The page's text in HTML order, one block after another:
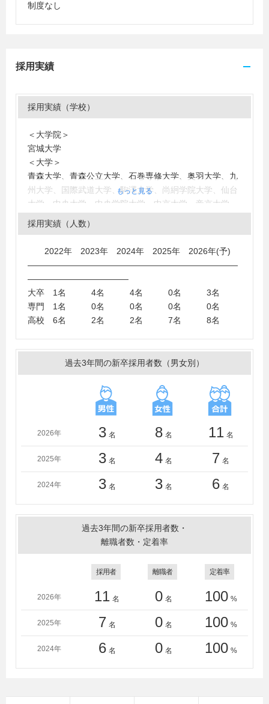
制度なし
採用実績
採用実績（学校）
＜大学院＞
宮城大学
＜大学＞
青森大学、青森公立大学、石巻専修大学、奥羽大学、九
州大学、国際武道大学、駒澤大学、尚絅学院大学、仙台
大学、中央大学、中央学院大学、中京大学、帝京大学、
東京経済大学、東京農業大学、東京理科大学、同志社大
学、東北大学、東北学院大学、東北工業大学、東北福祉
アジア大学、東日本国際大学、福島大学、富士大学、法
酪農学園大学、立正大学、宮城大学、埼玉工業大学
＜短大・高専・専門学校＞
仙台高等専門学校、仙台大原簿記情報公務員専門学校、
学校、東北電子専門学校、東京ホテル・トラベル・鉄道
東京医薬看護専門学校
もっと見る
採用実績（人数）
2022年 2023年 2024年 2025年 2026年(予)
―――――――――――――――――――――――――
――――――――――――
大卒 1名 4名 4名 0名 3名
専門 1名 0名 0名 0名 0名
高校 6名 2名 2名 7名 8名
過去3年間の新卒採用者数（男女別）
2026年 3 名 8 名 11 名
2025年 3 名 4 名 7 名
2024年 3 名 3 名 6 名
過去3年間の新卒採用者数・
離職者数・定着率
採用者 離職者 定着率
2026年 11 名 0 名 100 %
2025年 7 名 0 名 100 %
2024年 6 名 0 名 100 %